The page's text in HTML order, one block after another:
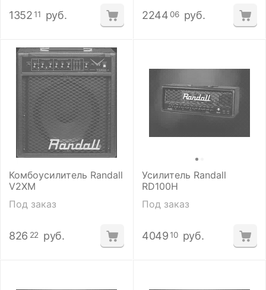
1352 11 руб. 2244 06 руб.
Комбоусилитель Randall
V2XM
Под заказ
826 22 руб.
Усилитель Randall
RD100H
Под заказ
4049 10 руб.